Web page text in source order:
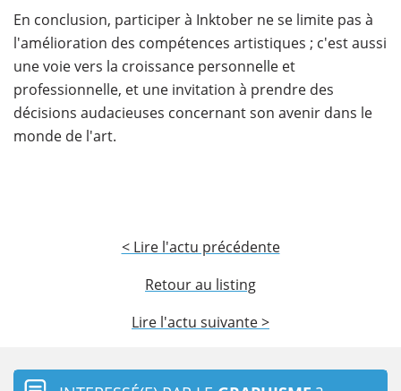
En conclusion, participer à Inktober ne se limite pas à
l'amélioration des compétences artistiques ; c'est aussi
une voie vers la croissance personnelle et
professionnelle, et une invitation à prendre des
décisions audacieuses concernant son avenir dans le
monde de l'art.
< Lire l'actu précédente
Retour au listing
Lire l'actu suivante >